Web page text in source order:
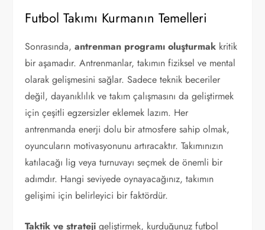
Futbol Takımı Kurmanın Temelleri
Sonrasında,antrenman programı oluşturmak kritik
bir aşamadır. Antrenmanlar, takımın fiziksel ve mental
olarak gelişmesini sağlar. Sadece teknik beceriler
değil, dayanıklılık ve takım çalışmasını da geliştirmek
için çeşitli egzersizler eklemek lazım. Her
antrenmanda enerji dolu bir atmosfere sahip olmak,
oyuncuların motivasyonunu artıracaktır. Takımınızın
katılacağı lig veya turnuvayı seçmek de önemli bir
adımdır. Hangi seviyede oynayacağınız, takımın
gelişimi için belirleyici bir faktördür.
Taktik ve strateji geliştirmek, kurduğunuz futbol